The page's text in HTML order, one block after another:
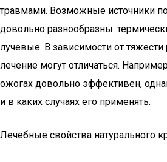
травмами. Возможные источники
довольно разнообразны:
лучевые. В зависимости от
лечение могут отличаться.
ожогах довольно эффективен,
и в каких случаях его применять.
Лечебные свойства натурального